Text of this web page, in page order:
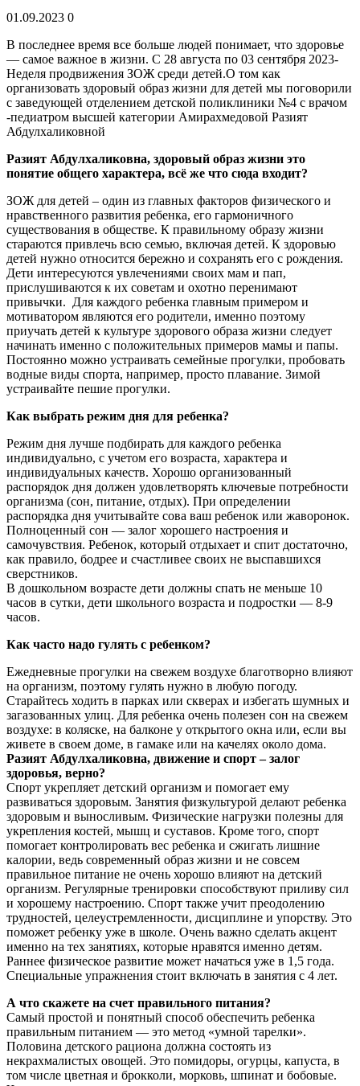
01.09.2023 0
В последнее время все больше людей понимает, что здоровье
— самое важное в жизни. С 28 августа по 03 сентября 2023-
Неделя продвижения ЗОЖ среди детей.О том как
организовать здоровый образ жизни для детей мы поговорили
с заведующей отделением детской поликлиники №4 с врачом
-педиатром высшей категории Амирахмедовой Разият
Абдулхаликовной
Разият Абдулхаликовна, здоровый образ жизни это
понятие общего характера, всё же что сюда входит?
ЗОЖ для детей – один из главных факторов физического и
нравственного развития ребенка, его гармоничного
существования в обществе. К правильному образу жизни
стараются привлечь всю семью, включая детей. К здоровью
детей нужно относится бережно и сохранять его с рождения.
Дети интересуются увлечениями своих мам и пап,
прислушиваются к их советам и охотно перенимают
привычки. Для каждого ребенка главным примером и
мотиватором являются его родители, именно поэтому
приучать детей к культуре здорового образа жизни следует
начинать именно с положительных примеров мамы и папы.
Постоянно можно устраивать семейные прогулки, пробовать
водные виды спорта, например, просто плавание. Зимой
устраивайте пешие прогулки.
Как выбрать режим дня для ребенка?
Режим дня лучше подбирать для каждого ребенка
индивидуально, с учетом его возраста, характера и
индивидуальных качеств. Хорошо организованный
распорядок дня должен удовлетворять ключевые потребности
организма (сон, питание, отдых). При определении
распорядка дня учитывайте сова ваш ребенок или жаворонок.
Полноценный сон — залог хорошего настроения и
самочувствия. Ребенок, который отдыхает и спит достаточно,
как правило, бодрее и счастливее своих не выспавшихся
сверстников.
В дошкольном возрасте дети должны спать не меньше 10
часов в сутки, дети школьного возраста и подростки — 8-9
часов.
Как часто надо гулять с ребенком?
Ежедневные прогулки на свежем воздухе благотворно влияют
на организм, поэтому гулять нужно в любую погоду.
Старайтесь ходить в парках или скверах и избегать шумных и
загазованных улиц. Для ребенка очень полезен сон на свежем
воздухе: в коляске, на балконе у открытого окна или, если вы
живете в своем доме, в гамаке или на качелях около дома.
Разият Абдулхаликовна, движение и спорт – залог
здоровья, верно?
Спорт укрепляет детский организм и помогает ему
развиваться здоровым. Занятия физкультурой делают ребенка
здоровым и выносливым. Физические нагрузки полезны для
укрепления костей, мышц и суставов. Кроме того, спорт
помогает контролировать вес ребенка и сжигать лишние
калории, ведь современный образ жизни и не совсем
правильное питание не очень хорошо влияют на детский
организм. Регулярные тренировки способствуют приливу сил
и хорошему настроению. Спорт также учит преодолению
трудностей, целеустремленности, дисциплине и упорству. Это
поможет ребенку уже в школе. Очень важно сделать акцент
именно на тех занятиях, которые нравятся именно детям.
Раннее физическое развитие может начаться уже в 1,5 года.
Специальные упражнения стоит включать в занятия с 4 лет.
А что скажете на счет правильного питания?
Самый простой и понятный способ обеспечить ребенка
правильным питанием — это метод «умной тарелки».
Половина детского рациона должна состоять из
некрахмалистых овощей. Это помидоры, огурцы, капуста, в
том числе цветная и брокколи, морковь, шпинат и бобовые.